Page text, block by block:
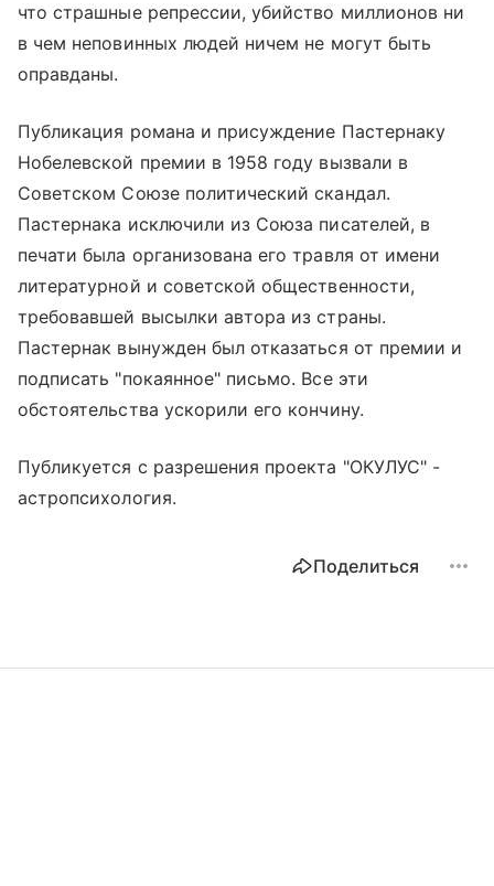
что страшные репрессии, убийство миллионов ни
в чем неповинных людей ничем не могут быть
оправданы.
Публикация романа и присуждение Пастернаку
Нобелевской премии в 1958 году вызвали в
Советском Союзе политический скандал.
Пастернака исключили из Союза писателей, в
печати была организована его травля от имени
литературной и советской общественности,
требовавшей высылки автора из страны.
Пастернак вынужден был отказаться от премии и
подписать "покаянное" письмо. Все эти
обстоятельства ускорили его кончину.
Публикуется с разрешения проекта "ОКУЛУС" -
астропсихология.
Поделиться